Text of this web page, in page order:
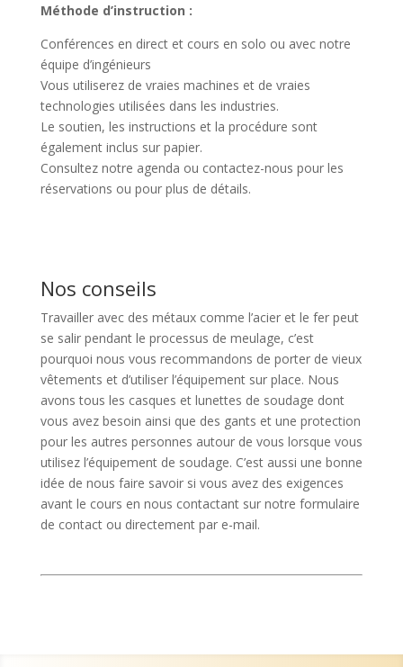
Méthode d’instruction :
Conférences en direct et cours en solo ou avec notre
équipe d’ingénieurs
Vous utiliserez de vraies machines et de vraies
technologies utilisées dans les industries.
Le soutien, les instructions et la procédure sont
également inclus sur papier.
Consultez notre agenda ou contactez-nous pour les
réservations ou pour plus de détails.
Nos conseils
Travailler avec des métaux comme l’acier et le fer peut
se salir pendant le processus de meulage, c’est
pourquoi nous vous recommandons de porter de vieux
vêtements et d’utiliser l’équipement sur place. Nous
avons tous les casques et lunettes de soudage dont
vous avez besoin ainsi que des gants et une protection
pour les autres personnes autour de vous lorsque vous
utilisez l’équipement de soudage. C’est aussi une bonne
idée de nous faire savoir si vous avez des exigences
avant le cours en nous contactant sur notre formulaire
de contact ou directement par e-mail.